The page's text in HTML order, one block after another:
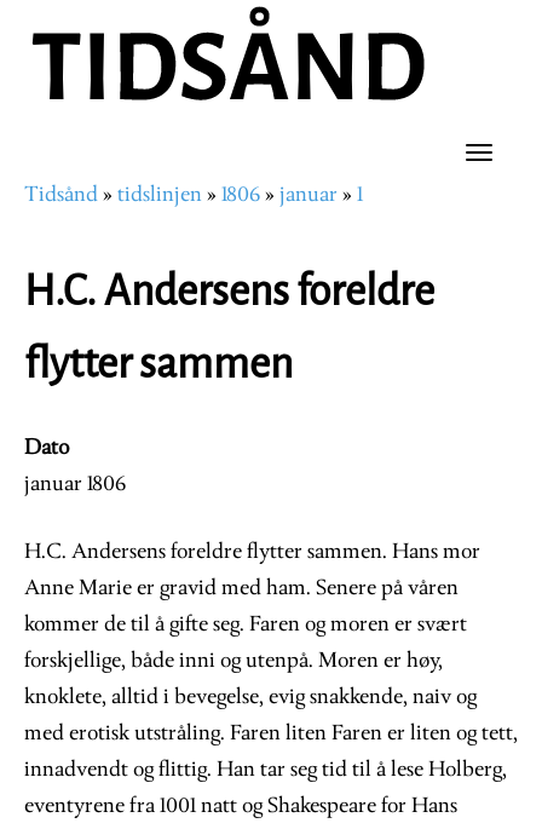
hovedinnhold
Toggle
Navigasjonssti
Tidsånd tidslinjen 1806 januar 1
H.C. Andersens foreldre
flytter sammen
Dato
januar 1806
H.C. Andersens foreldre flytter sammen. Hans mor
Anne Marie er gravid med ham. Senere på våren
kommer de til å gifte seg. Faren og moren er svært
forskjellige, både inni og utenpå. Moren er høy,
knoklete, alltid i bevegelse, evig snakkende, naiv og
med erotisk utstråling. Faren liten Faren er liten og tett,
innadvendt og flittig. Han tar seg tid til å lese Holberg,
eventyrene fra 1001 natt og Shakespeare for Hans